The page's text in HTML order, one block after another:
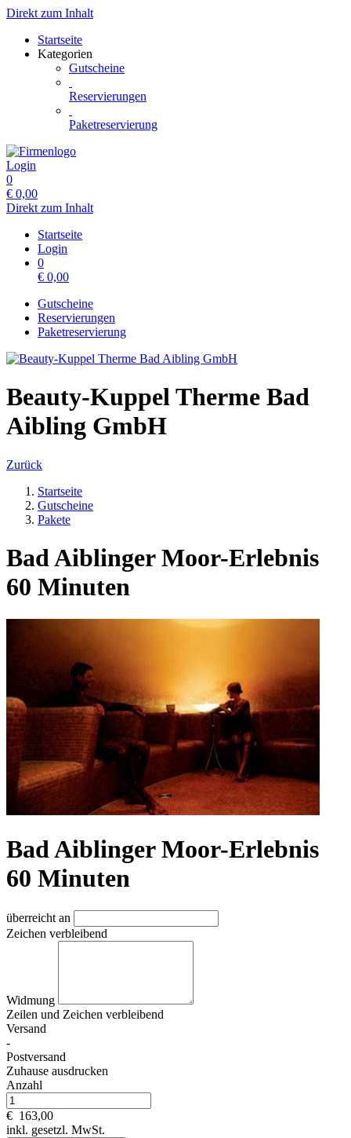
Direkt zum Inhalt
Startseite
Kategorien
Gutscheine
Reservierungen
Paketreservierung
Login
0
€ 0,00
Direkt zum Inhalt
Startseite
Login
0
€ 0,00
Gutscheine
Reservierungen
Paketreservierung
Beauty-Kuppel Therme Bad
Aibling GmbH
Zurück
Startseite
Gutscheine
Pakete
Bad Aiblinger Moor-Erlebnis
60 Minuten
Bad Aiblinger Moor-Erlebnis
60 Minuten
überreicht an
Zeichen verbleibend
Widmung
Zeilen und Zeichen verbleibend
Versand
-
Postversand
Zuhause ausdrucken
Anzahl
€ 163,00
inkl. gesetzl. MwSt.